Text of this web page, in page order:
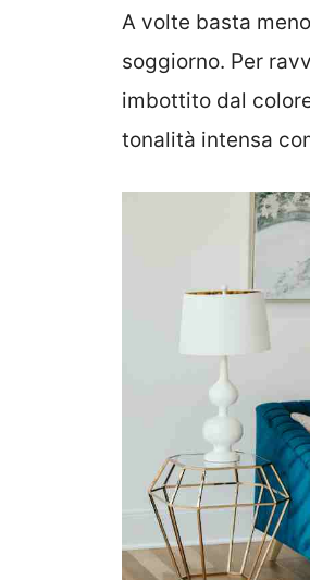
A volte basta
soggiorno. Per
imbottito dal
tonalità intensa